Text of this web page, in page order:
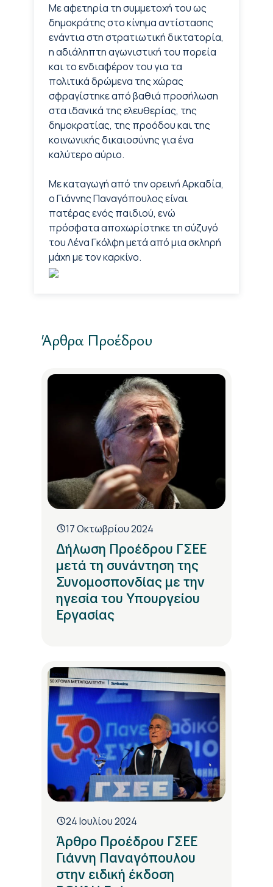
Με αφετηρία τη συμμετοχή του ως
δημοκράτης στο κίνημα αντίστασης
ενάντια στη στρατιωτική δικτατορία,
η αδιάληπτη αγωνιστική του πορεία
και το ενδιαφέρον του για τα
πολιτικά δρώμενα της χώρας
σφραγίστηκε από βαθιά προσήλωση
στα ιδανικά της ελευθερίας, της
δημοκρατίας, της προόδου και της
κοινωνικής δικαιοσύνης για ένα
καλύτερο αύριο.
Με καταγωγή από την ορεινή Αρκαδία,
ο Γιάννης Παναγόπουλος είναι
πατέρας ενός παιδιού, ενώ
πρόσφατα αποχωρίστηκε τη σύζυγό
του Λένα Γκόλφη μετά από μια σκληρή
μάχη με τον καρκίνο.
Άρθρα Προέδρου
17 Οκτωβρίου 2024
Δήλωση Προέδρου ΓΣΕΕ
μετά τη συνάντηση της
Συνομοσπονδίας με την
ηγεσία του Υπουργείου
Εργασίας
24 Ιουλίου 2024
Άρθρο Προέδρου ΓΣΕΕ
Γιάννη Παναγόπουλου
στην ειδική έκδοση